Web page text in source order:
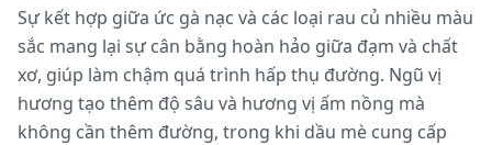
Sự kết hợp giữa ức gà nạc và các loại rau củ nhiều màu
sắc mang lại sự cân bằng hoàn hảo giữa đạm và chất
xơ, giúp làm chậm quá trình hấp thụ đường. Ngũ vị
hương tạo thêm độ sâu và hương vị ấm nồng mà
không cần thêm đường, trong khi dầu mè cung cấp